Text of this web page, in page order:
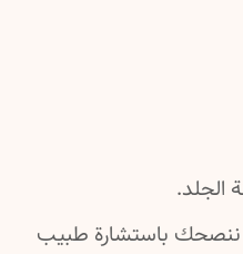
الجلد.
ننصحك باستشارة طبيب